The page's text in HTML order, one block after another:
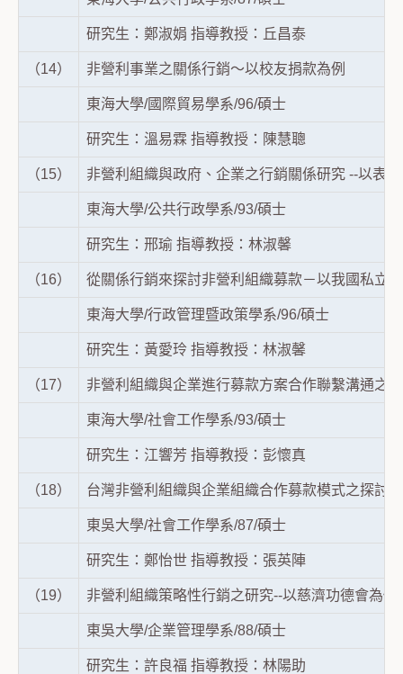
研究生：鄭淑娟 指導教授：丘昌泰
（14） 非營利事業之關係行銷～以校友捐款為例
東海大學/國際貿易學系/96/碩士
研究生：溫易霖 指導教授：陳慧聰
（15） 非營利組織與政府、企業之行銷關係研究 --以表
東海大學/公共行政學系/93/碩士
研究生：邢瑜 指導教授：林淑馨
（16） 從關係行銷來探討非營利組織募款－以我國私立
東海大學/行政管理暨政策學系/96/碩士
研究生：黃愛玲 指導教授：林淑馨
（17） 非營利組織與企業進行募款方案合作聯繫溝通之
東海大學/社會工作學系/93/碩士
研究生：江響芳 指導教授：彭懷真
（18） 台灣非營利組織與企業組織合作募款模式之探討
東吳大學/社會工作學系/87/碩士
研究生：鄭怡世 指導教授：張英陣
（19） 非營利組織策略性行銷之研究--以慈濟功德會為例
東吳大學/企業管理學系/88/碩士
研究生：許良福 指導教授：林陽助